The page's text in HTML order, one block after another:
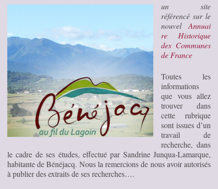
un site
référencé sur le
nouvel Annuai
re Historique
des Communes
de France
Toutes les
informations
que vous allez
trouver dans
cette rubrique
sont issues d’un
travail de
recherche, dans
le cadre de ses études, effectué par Sandrine Junqua-Lamarque,
habitante de Bénéjacq. Nous la remercions de nous avoir autorisés
à publier des extraits de ses recherches….